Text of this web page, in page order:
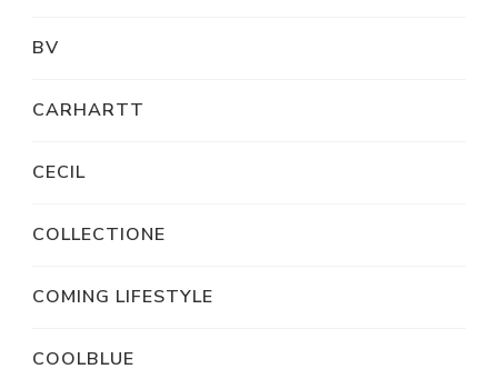
BV
CARHARTT
CECIL
COLLECTIONE
COMING LIFESTYLE
COOLBLUE